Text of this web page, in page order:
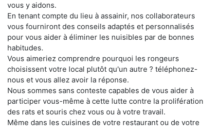
vous y aidons.
En tenant compte du lieu à assainir, nos collaborateurs
vous fourniront des conseils adaptés et personnalisés
pour vous aider à éliminer les nuisibles par de bonnes
habitudes.
Vous aimeriez comprendre pourquoi les rongeurs
choisissent votre local plutôt qu'un autre ? téléphonez-
nous et vous allez avoir la réponse.
Nous sommes sans conteste capables de vous aider à
participer vous-même à cette lutte contre la prolifération
des rats et souris chez vous ou à votre travail.
Même dans les cuisines de votre restaurant ou de votre